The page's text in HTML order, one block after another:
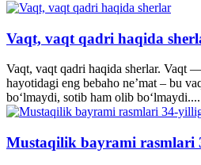
Vaqt, vaqt qadri haqida
Vaqt, vaqt qadri haqida sherlar. Vaqt
hayotidagi eng bebaho ne’mat – bu
bo‘lmaydi, sotib ham olib bo‘lmaydi....
Mustaqilik bayrami rasmlari